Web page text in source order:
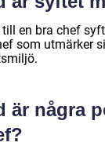
till en bra chef
som utmärker
är några